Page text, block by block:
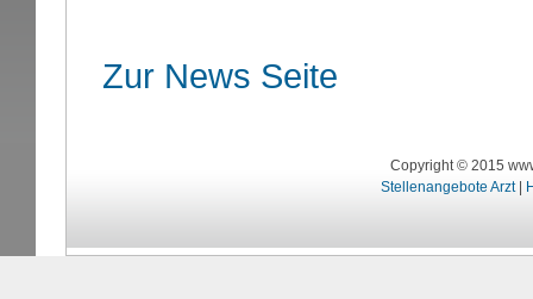
Zur News Seite
Copyright © 2015
Stellenangebote Arzt|